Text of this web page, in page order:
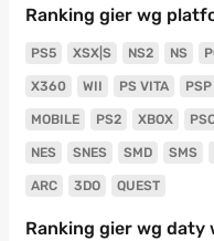
Ranking gier wg
PS5 XSX|S NS2 NS
X360 WII PS VITA PSP
MOBILE PS2 XBOX
NES SNES SMD SMS
ARC 3DO QUEST
Ranking gier wg daty